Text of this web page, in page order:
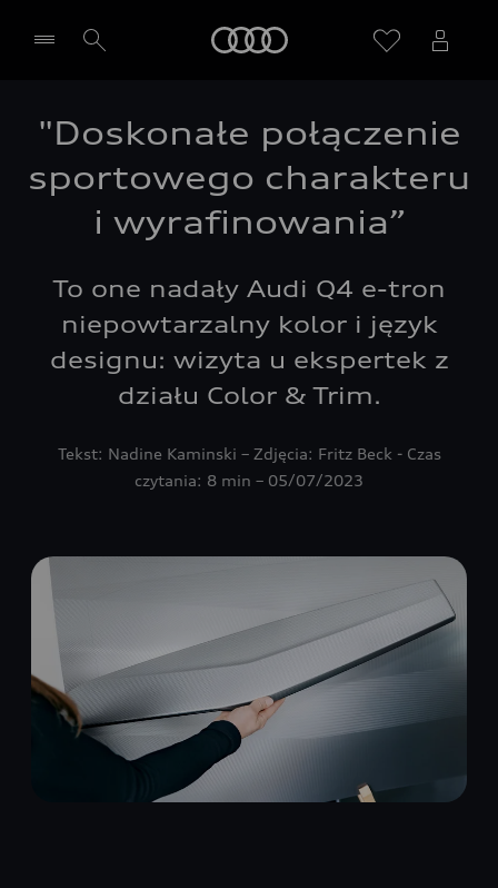
Wybierz Twojego Partnera Audi
"Doskonałe połączenie
sportowego charakteru
i wyrafinowania”
To one nadały Audi Q4 e-tron
niepowtarzalny kolor i język
designu: wizyta u ekspertek z
działu Color & Trim.
Tekst: Nadine Kaminski – Zdjęcia: Fritz Beck - Czas
czytania: 8 min – 05/07/2023